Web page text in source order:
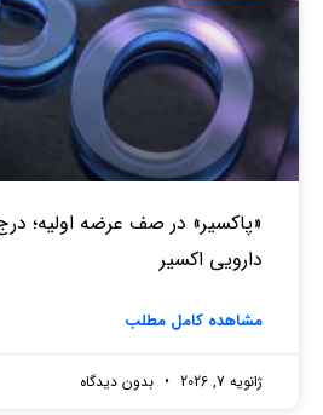
«پاکسیر» در صف عرضه اولیه؛
دارویی اکسیر
مشاهده کامل مطلب
ژانویه 7, 2026 بدون دیدگاه